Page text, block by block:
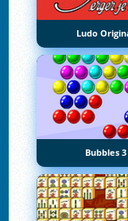
Ludo
Bubbles 3